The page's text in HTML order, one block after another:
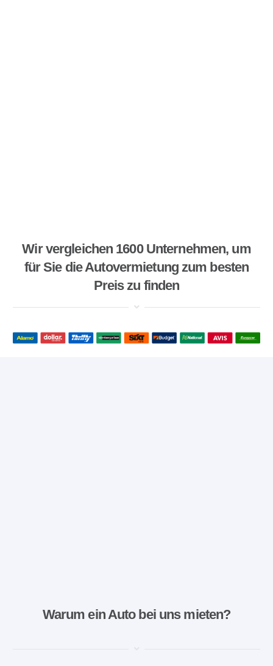
Wir vergleichen 1600 Unternehmen, um
für Sie die Autovermietung zum besten
Preis zu finden
Warum ein Auto bei uns mieten?